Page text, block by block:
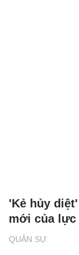
QUÂN SỰ
'Kẻ hủy
mới của lực